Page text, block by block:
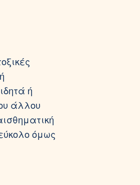
ή
άλλου
όμως